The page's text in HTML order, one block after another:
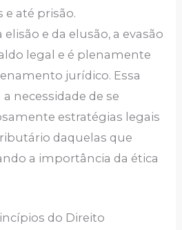
e até prisão.
e da elusão, a evasão
legal e é plenamente
jurídico. Essa
necessidade de se
estratégias legais
daquelas que
a importância da ética
do Direito